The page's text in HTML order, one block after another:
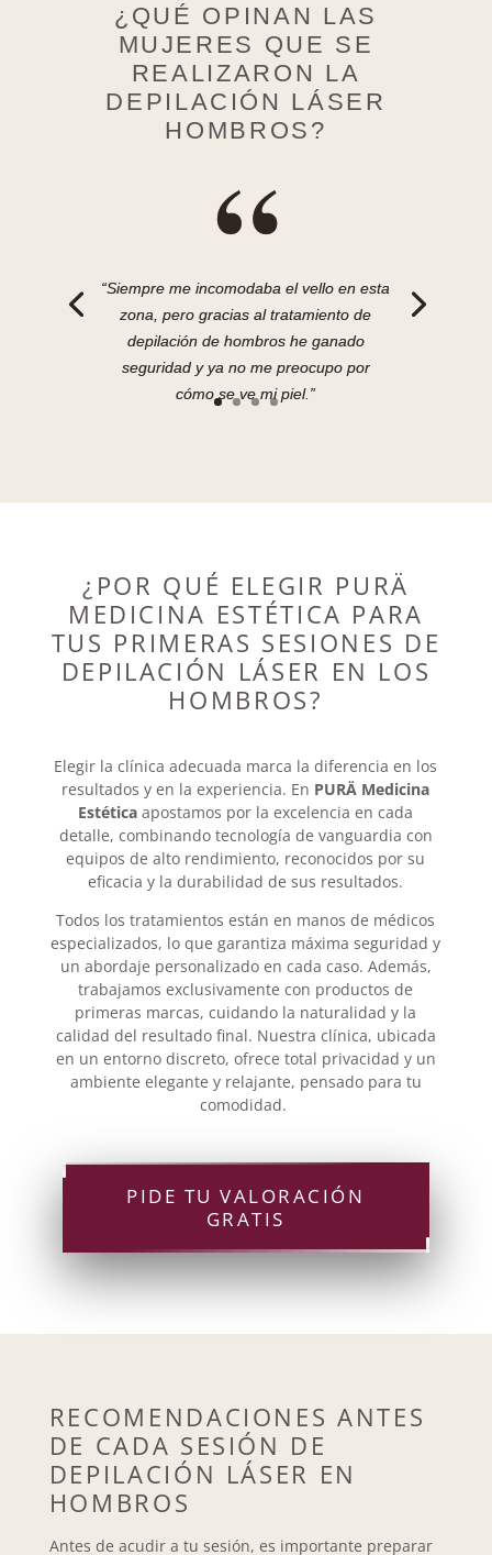
¿QUÉ OPINAN LAS
MUJERES QUE SE
REALIZARON LA
DEPILACIÓN LÁSER
HOMBROS?
“
“Siempre me incomodaba el vello en esta
zona, pero gracias al tratamiento de
depilación de hombros he ganado
seguridad y ya no me preocupo por
cómo se ve mi piel.”
¿POR QUÉ ELEGIR PURÄ
MEDICINA ESTÉTICA PARA
TUS PRIMERAS SESIONES DE
DEPILACIÓN LÁSER EN LOS
HOMBROS?
Elegir la clínica adecuada marca la diferencia en los
resultados y en la experiencia. En PURÄ Medicina
Estética apostamos por la excelencia en cada
detalle, combinando tecnología de vanguardia con
equipos de alto rendimiento, reconocidos por su
eficacia y la durabilidad de sus resultados.
Todos los tratamientos están en manos de médicos
especializados, lo que garantiza máxima seguridad y
un abordaje personalizado en cada caso. Además,
trabajamos exclusivamente con productos de
primeras marcas, cuidando la naturalidad y la
calidad del resultado final. Nuestra clínica, ubicada
en un entorno discreto, ofrece total privacidad y un
ambiente elegante y relajante, pensado para tu
comodidad.
PIDE TU VALORACIÓN
GRATIS
RECOMENDACIONES ANTES
DE CADA SESIÓN DE
DEPILACIÓN LÁSER EN
HOMBROS
Antes de acudir a tu sesión, es importante preparar